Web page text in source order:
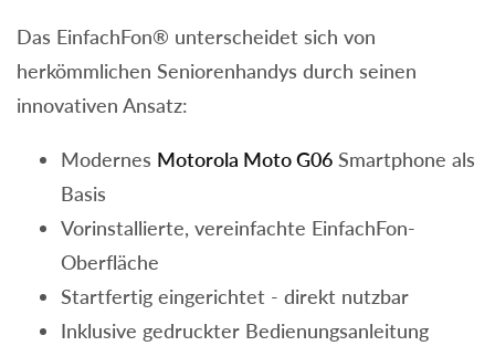
Das EinfachFon® unterscheidet sich von
herkömmlichen Seniorenhandys durch seinen
innovativen Ansatz:
Modernes Motorola Moto G06 Smartphone als
Basis
Vorinstallierte, vereinfachte EinfachFon-
Oberfläche
Startfertig eingerichtet - direkt nutzbar
Inklusive gedruckter Bedienungsanleitung